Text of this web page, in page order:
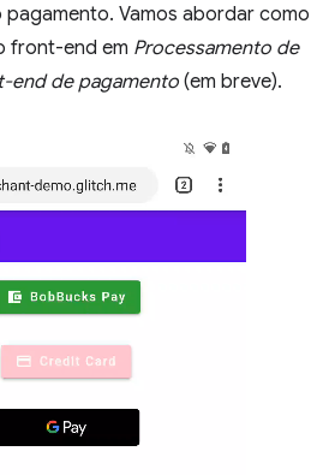
Vamos abordar como
front-end em Processamento de
end de pagamento (em breve).